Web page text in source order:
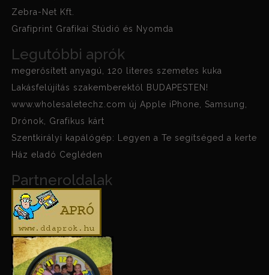
Zebra-Net Kft.
Grafiprint Grafikai Stúdió és Nyomda
Legutóbbi aprók
megerősített anyagú, 120 literes szemetes kuka
Lakásfelújítás szakemberektől BUDAPESTEN!
www.wholesaletechz.com új Apple iPhone, Samsung,
Drónok, Grafikus kárt
Szentkirályi kapálógép: Legyen a Te segítséged a kerte
Ház eladó Cegléden
Partneroldalak